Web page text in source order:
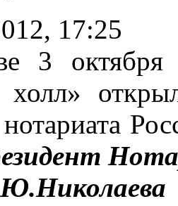
17:25
3 октября